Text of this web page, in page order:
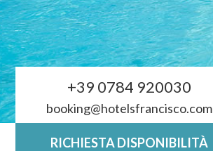
+39 0784 920030
booking@hotelsfrancisco.com
RICHIESTA DISPONIBILITÀ